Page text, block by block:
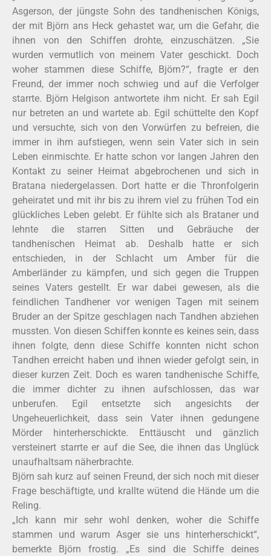
Asgerson, der jüngste Sohn des tandhenischen Königs,
der mit Björn ans Heck gehastet war, um die Gefahr, die
ihnen von den Schiffen drohte, einzuschätzen. „Sie
wurden vermutlich von meinem Vater geschickt. Doch
woher stammen diese Schiffe, Björn?“, fragte er den
Freund, der immer noch schwieg und auf die Verfolger
starrte. Björn Helgison antwortete ihm nicht. Er sah Egil
nur betreten an und wartete ab. Egil schüttelte den Kopf
und versuchte, sich von den Vorwürfen zu befreien, die
immer in ihm aufstiegen, wenn sein Vater sich in sein
Leben einmischte. Er hatte schon vor langen Jahren den
Kontakt zu seiner Heimat abgebrochenen und sich in
Bratana niedergelassen. Dort hatte er die Thronfolgerin
geheiratet und mit ihr bis zu ihrem viel zu frühen Tod ein
glückliches Leben gelebt. Er fühlte sich als Brataner und
lehnte die starren Sitten und Gebräuche der
tandhenischen Heimat ab. Deshalb hatte er sich
entschieden, in der Schlacht um Amber für die
Amberländer zu kämpfen, und sich gegen die Truppen
seines Vaters gestellt. Er war dabei gewesen, als die
feindlichen Tandhener vor wenigen Tagen mit seinem
Bruder an der Spitze geschlagen nach Tandhen abziehen
mussten. Von diesen Schiffen konnte es keines sein, dass
ihnen folgte, denn diese Schiffe konnten nicht schon
Tandhen erreicht haben und ihnen wieder gefolgt sein, in
dieser kurzen Zeit. Doch es waren tandhenische Schiffe,
die immer dichter zu ihnen aufschlossen, das war
unberufen. Egil entsetzte sich angesichts der
Ungeheuerlichkeit, dass sein Vater ihnen gedungene
Mörder hinterherschickte. Enttäuscht und gänzlich
versteinert starrte er auf die See, die ihnen das Unglück
unaufhaltsam näherbrachte.
Björn sah kurz auf seinen Freund, der sich noch mit dieser
Frage beschäftigte, und krallte wütend die Hände um die
Reling.
„Ich kann mir sehr wohl denken, woher die Schiffe
stammen und warum Asger sie uns hinterherschickt“,
bemerkte Björn frostig. „Es sind die Schiffe deines